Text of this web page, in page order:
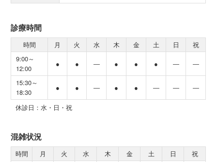
診療時間
時間 月 火 水 木 金 土 日
祝
9:00～
12:00
● ● ― ● ● ● ― ―
15:30～
18:30
● ● ― ● ● ― ― ―
休診日：水・日・祝
混雑状況
時間 月 火 水 木 金 土 日
祝